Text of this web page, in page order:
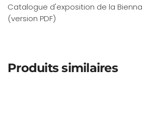
Catalogue d'exposition de la
(version PDF)
Produits similaires